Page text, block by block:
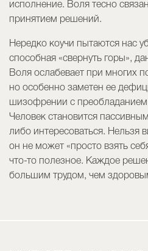
исполнение. Воля тесно
принятием решений.
Нередко коучи пытаются нас
способная «свернуть горы»,
Воля ослабевает при многих
но особенно заметен ее
шизофрении с
Человек становится
либо интересоваться. Нельзя
он не может «просто взять
что-то полезное. Каждое
большим трудом, чем